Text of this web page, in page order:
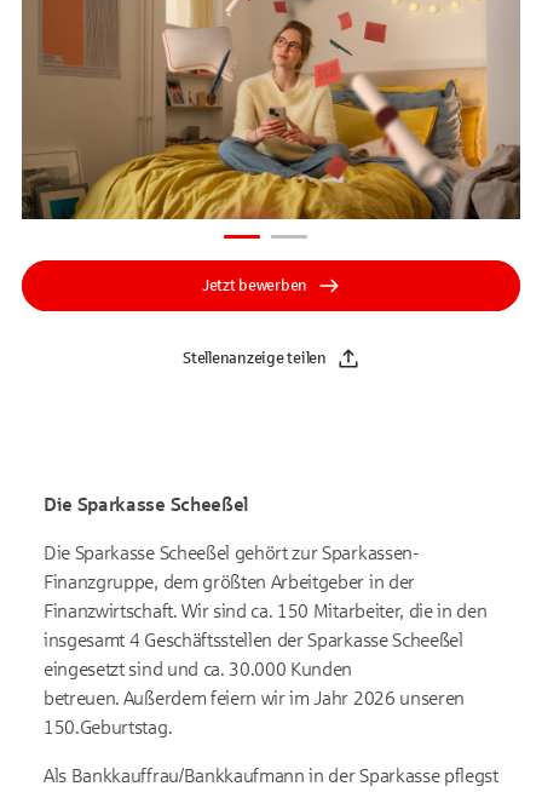
Jetzt bewerben
Stellenanzeige teilen
Die Sparkasse Scheeßel
Die Sparkasse Scheeßel gehört zur Sparkassen-
Finanzgruppe, dem größten Arbeitgeber in der
Finanzwirtschaft. Wir sind ca. 150 Mitarbeiter, die in den
insgesamt 4 Geschäftsstellen der Sparkasse Scheeßel
eingesetzt sind und ca. 30.000 Kunden
betreuen. Außerdem feiern wir im Jahr 2026 unseren
150.Geburtstag.
Als Bankkauffrau/Bankkaufmann in der Sparkasse pflegst